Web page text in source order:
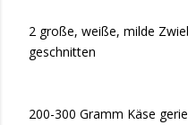
2 große, weiße, milde
geschnitten
200-300 Gramm Käse